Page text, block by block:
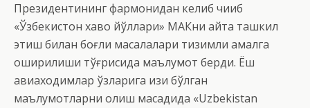
Президентининг фармонидан келиб чиқиб
«Ўзбекистон хаво йўллари» МАКни қайта ташкил
этиш билан боғлиқ масалалари тизимли амалга
оширилиши тўғрисида маълумот берди. Ёш
авиаходимлар ўзларига қизиқ бўлган
маълумотларни олиш мақсадида «Uzbekistan